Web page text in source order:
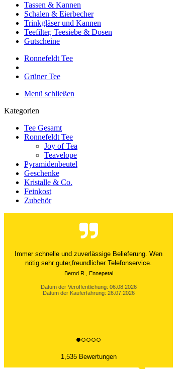
Tassen & Kannen
Schalen & Eierbecher
Trinkgläser und Kannen
Teefilter, Teesiebe & Dosen
Gutscheine
Ronnefeldt Tee
Grüner Tee
Menü schließen
Kategorien
Tee Gesamt
Ronnefeldt Tee
Joy of Tea
Teavelope
Pyramidenbeutel
Geschenke
Kristalle & Co.
Feinkost
Zubehör
Immer schnelle und zuverlässige Belieferung. Wen
nötig sehr guter,freundlicher Telefonservice.
Bernd R., Ennepetal
Datum der Veröffentlichung: 06.08.2026
Datum der Kauferfahrung: 26.07.2026
1,535 Bewertungen